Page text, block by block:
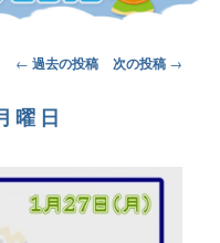
Post
← 過去の投稿 次の投稿 →
日